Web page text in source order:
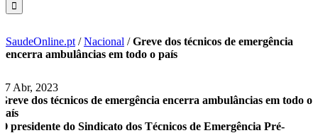
SaudeOnline.pt /Nacional /Greve dos técnicos de emergência
encerra ambulâncias em todo o país
17 Abr, 2023
Greve dos técnicos de emergência encerra ambulâncias em todo o
país
O presidente do Sindicato dos Técnicos de Emergência Pré-